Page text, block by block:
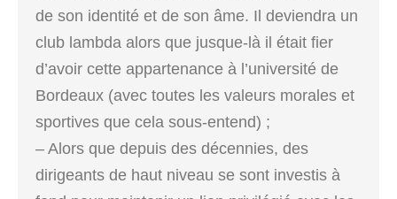
de son identité et de son âme. Il deviendra un
club lambda alors que jusque-là il était fier
d’avoir cette appartenance à l’université de
Bordeaux (avec toutes les valeurs morales et
sportives que cela sous-entend) ;
– Alors que depuis des décennies, des
dirigeants de haut niveau se sont investis à